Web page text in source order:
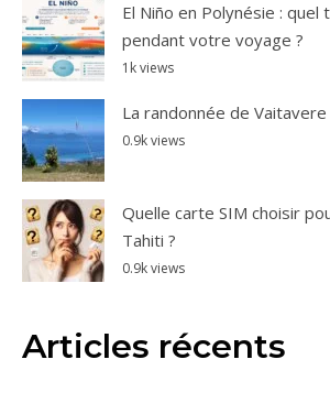
El Niño en Polynésie :
pendant votre voyage ?
1k views
La randonnée de Vaitavere
0.9k views
Quelle carte SIM choisir
Tahiti ?
0.9k views
Articles récents